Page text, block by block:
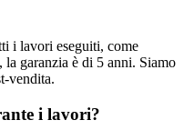
i lavori eseguiti, come
garanzia è di 5 anni. Siamo
vendita.
i lavori?